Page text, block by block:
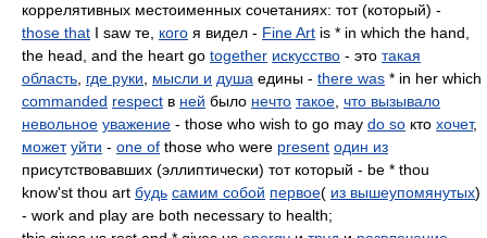
коррелятивных местоименных сочетаниях: тот (который) -
those that I saw те, кого я видел - Fine Art is * in which the hand,
the head, and the heart go together искусство - это такая
область где руки мысли и душа едины - there was * in her which
commanded respect в ней было нечто такое что вызывало
невольное уважение - those who wish to go may do so кто хочет,
может уйти - one of those who were present один из
присутствовавших (эллиптически) тот который - be * thou
know'st thou art будь самим собой первое( из вышеупомянутых)
- work and play are both necessary to health;